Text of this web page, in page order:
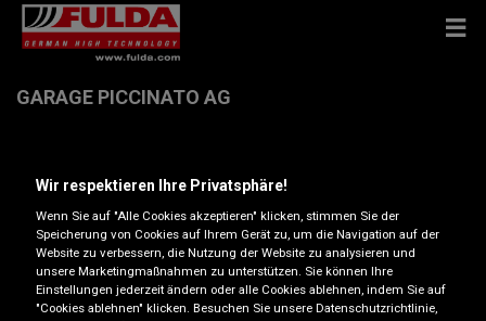
GARAGE PICCINATO AG
Anfahrtsbeschreibung
Telefonnummer anzeigen
Wir respektieren Ihre Privatsphäre!
Wenn Sie auf "Alle Cookies akzeptieren" klicken, stimmen Sie der
Speicherung von Cookies auf Ihrem Gerät zu, um die Navigation auf der
Website zu verbessern, die Nutzung der Website zu analysieren und
unsere Marketingmaßnahmen zu unterstützen. Sie können Ihre
Einstellungen jederzeit ändern oder alle Cookies ablehnen, indem Sie auf
"Cookies ablehnen" klicken. Besuchen Sie unsere Datenschutzrichtlinie,